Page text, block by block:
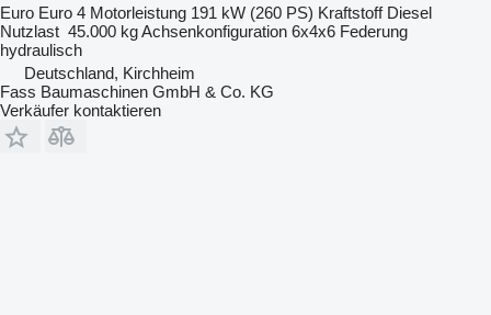
Euro Euro 4 Motorleistung 191 kW (260 PS) Kraftstoff Diesel
Nutzlast 45.000 kgAchsenkonfiguration 6x4x6 Federung
hydraulisch
Deutschland, Kirchheim
Fass Baumaschinen GmbH & Co. KG
Verkäufer kontaktieren